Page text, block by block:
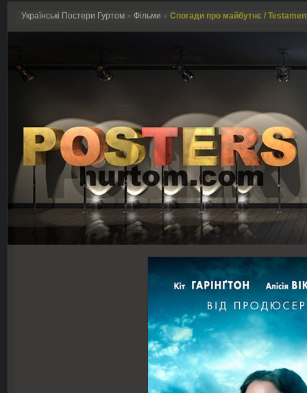
Українські Постери Гуртом » Фільми » Спогади про майбутнє /